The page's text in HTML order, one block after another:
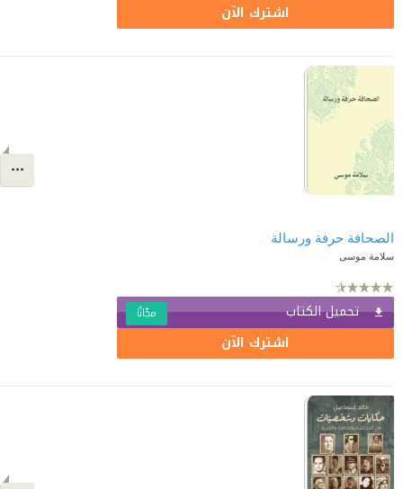
اشترك الآن
الصحافة حرفة ورسالة
سلامة موسى
تحميل الكتاب مجّانًا
اشترك الآن